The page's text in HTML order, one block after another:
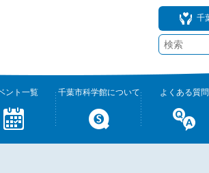
千
ント一覧 千葉市科学館について よくある質問